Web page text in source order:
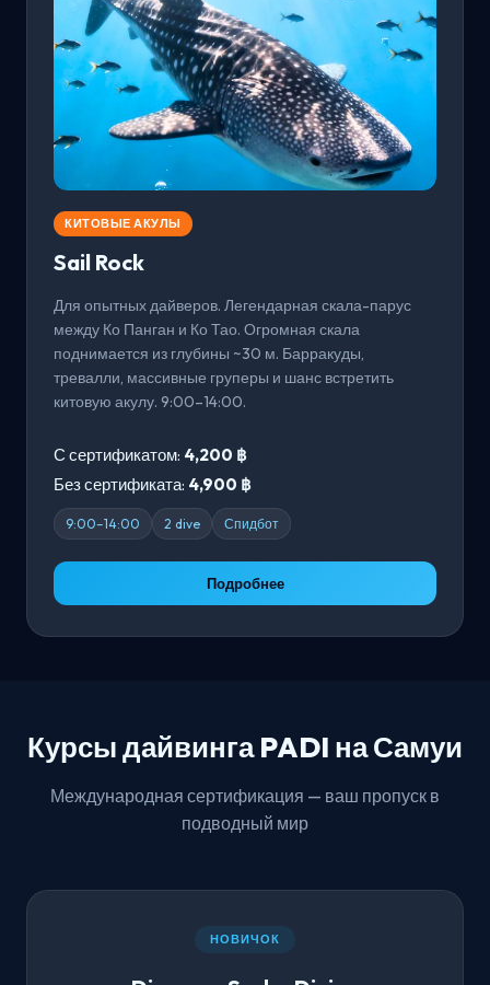
КИТОВЫЕ АКУЛЫ
Sail Rock
Для опытных дайверов. Легендарная скала-парус
между Ко Панган и Ко Тао. Огромная скала
поднимается из глубины ~30 м. Барракуды,
тревалли, массивные груперы и шанс встретить
китовую акулу. 9:00–14:00.
С сертификатом: 4,200 ฿
Без сертификата: 4,900 ฿
9:00–14:00 2 dive Спидбот
Подробнее
Курсы дайвинга PADI на Самуи
Международная сертификация — ваш пропуск в
подводный мир
НОВИЧОК